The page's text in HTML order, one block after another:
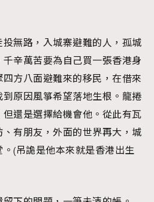
無路，入城寨避難的人，孤城
辛萬苦要為自己買一張香港身
方八面避難來的移民，在借來
原因風箏希望落地生根。龍捲
還是選擇給機會他。從此有瓦
有朋友，外面的世界再大，城
(吊詭是他本來就是香港出生